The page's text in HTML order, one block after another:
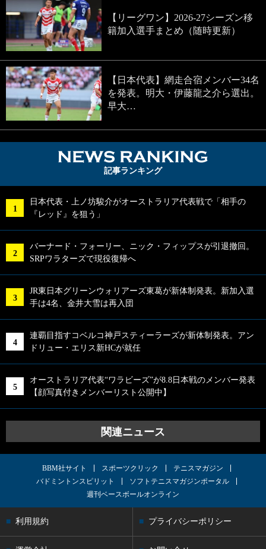
【リーグワン】2026-27シーズン移
籍加入選手まとめ（随時更新）
【日本代表】網走合宿メンバー34名
を発表。明大・伊藤龍之介ら選出。
早大…
記事ランキング
日本代表・上ノ坊駿介がオーストラリア代表戦で「相手の
『レッド』を狙う」
バーナード・フォーリー、ニック・フィップスが引退撤回。
SRPワラターズで現役復帰へ
JR東日本グリーンウォリアーズ東葛が新体制発表。新加入選
手は4名、金井大雪は再入団
連覇目指すコベルコ神戸スティーラーズが新体制発表。アン
ドリュー・エリス新HCが就任
オーストラリア代表“ワラビーズ”が8.8日本戦のメンバー発表
【顔写真付きメンバーリスト公開中】
関連ニュース
BBM社サイト スポーツクリック
テニスマガジン
バドミントンスピリット
ソフトテニスマガジンポータル
週刊ベースボールオンライン
利用規約 プライバシーポリシー